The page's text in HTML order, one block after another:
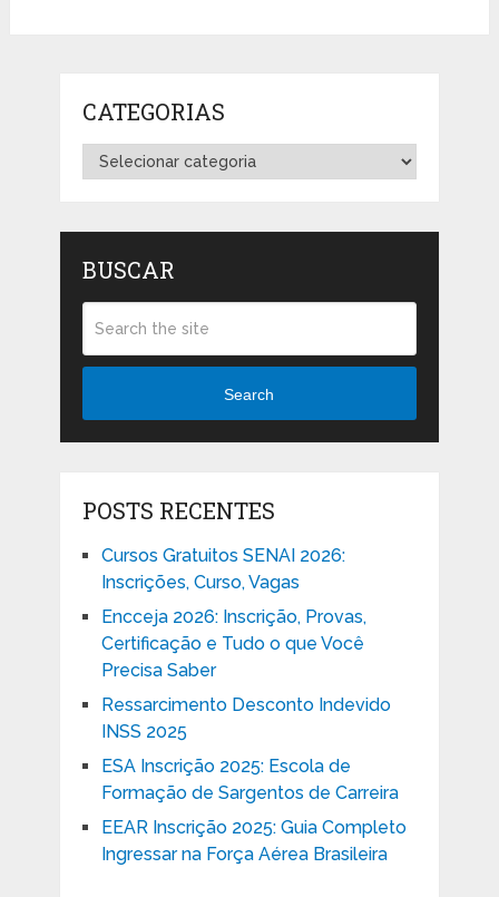
CATEGORIAS
Categorias
BUSCAR
Search
POSTS RECENTES
Cursos Gratuitos SENAI 2026:
Inscrições, Curso, Vagas
Encceja 2026: Inscrição, Provas,
Certificação e Tudo o que Você
Precisa Saber
Ressarcimento Desconto Indevido
INSS 2025
ESA Inscrição 2025: Escola de
Formação de Sargentos de Carreira
EEAR Inscrição 2025: Guia Completo
Ingressar na Força Aérea Brasileira